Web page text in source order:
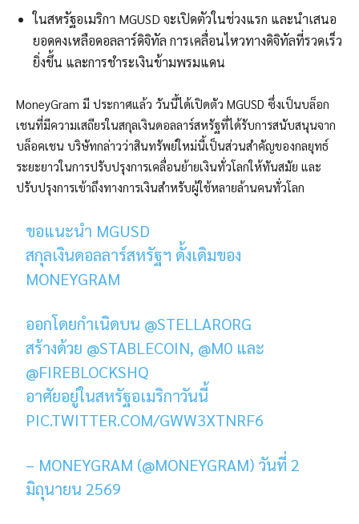
ในสหรัฐอเมริกา MGUSD จะเปิดตัวในช่วงแรก และนำเสนอ
ยอดคงเหลือดอลลาร์ดิจิทัล การเคลื่อนไหวทางดิจิทัลที่รวดเร็ว
ยิ่งขึ้น และการชำระเงินข้ามพรมแดน
MoneyGram มี ประกาศแล้ว วันนี้ได้เปิดตัว MGUSD ซึ่งเป็นบล็อก
เชนที่มีความเสถียรในสกุลเงินดอลลาร์สหรัฐที่ได้รับการสนับสนุนจาก
บล็อคเชน บริษัทกล่าวว่าสินทรัพย์ใหม่นี้เป็นส่วนสำคัญของกลยุทธ์
ระยะยาวในการปรับปรุงการเคลื่อนย้ายเงินทั่วโลกให้ทันสมัย ​​และ
ปรับปรุงการเข้าถึงทางการเงินสำหรับผู้ใช้หลายล้านคนทั่วโลก
ขอแนะนำ MGUSD
สกุลเงินดอลลาร์สหรัฐฯ ดั้งเดิมของ
MONEYGRAM
ออกโดยกำเนิดบน @STELLARORG
สร้างด้วย @STABLECOIN, @M0 และ
@FIREBLOCKSHQ
อาศัยอยู่ในสหรัฐอเมริกาวันนี้
PIC.TWITTER.COM/GWW3XTNRF6
– MONEYGRAM (@MONEYGRAM) วันที่ 2
มิถุนายน 2569